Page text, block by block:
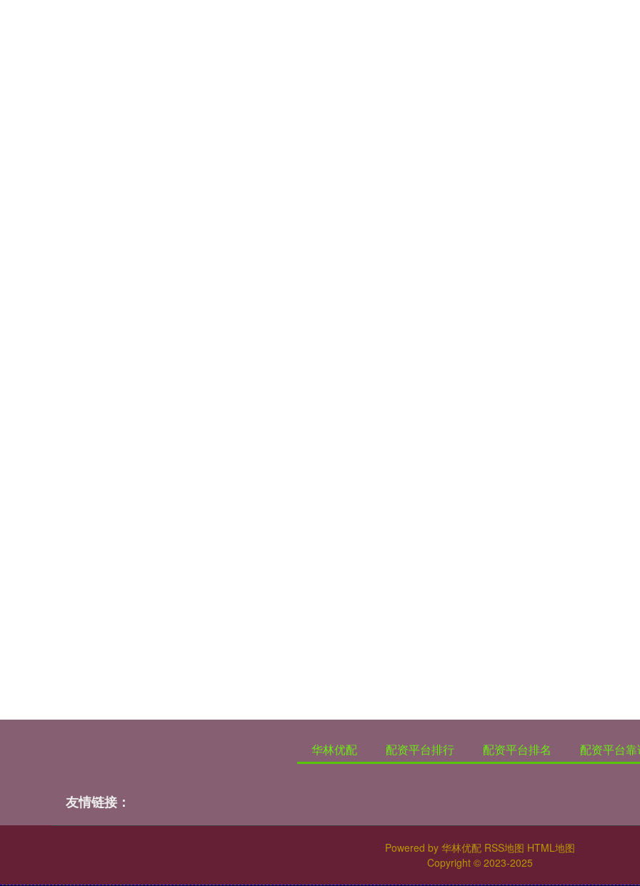
华林优配 配资平台排行 配资平台排名 配资平台
友情链接：
Powered by 华林优配 RSS地图 HTML地图
Copyright © 2023-2025